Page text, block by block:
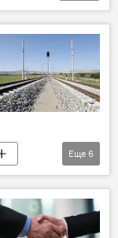
Министерство цифрового развития и транспорта Азербайджана
Еще 6